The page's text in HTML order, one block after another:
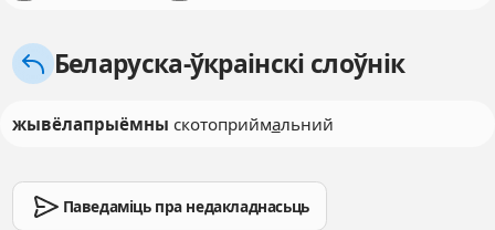
Беларуска-ўкраінскі слоўнік
жывёлапрыёмны скотоприймальний
Паведаміць пра недакладнасьць